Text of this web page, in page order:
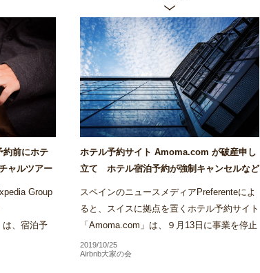
約前にホテ
ャルツアー
Group
は、宿泊予
度確認でき
でス...
ホテル予約サイト Amoma.com が破産申し
立て ホテル宿泊予約が強制キャンセルなど
スペインのニュースメディアPreferenteによ
ると、スイスに拠点を置くホテル予約サイト
「Amoma.com」は、９月13日に事業を停止
し破産申し立てを行ったことがわかった。
Amomaは、2013年に創業...
2019/10/25
Airbnb大家の会